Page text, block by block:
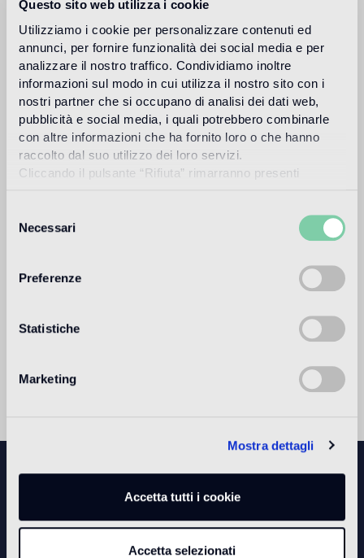
Questo sito web utilizza i cookie
Utilizziamo i cookie per personalizzare contenuti ed
annunci, per fornire funzionalità dei social media e per
analizzare il nostro traffico. Condividiamo inoltre
informazioni sul modo in cui utilizza il nostro sito con i
nostri partner che si occupano di analisi dei dati web,
pubblicità e social media, i quali potrebbero combinarle
con altre informazioni che ha fornito loro o che hanno
raccolto dal suo utilizzo dei loro servizi.
Cliccando il pulsante “Rifiuta” rimarranno presenti
tecnici.
delNecessari
Preferenze
Statistiche
Marketing
Mostra dettagli
Accetta tutti i cookie
Accetta selezionati
ANWENDUNGDBEREICH
eGlue eignet sich sowohl für Boden- als auch
Geeignet zur Verlegung von Mosaik auf zementhaltigen
Untergründen.
Dank seiner Beständigkeit gegen Wasseraufnahme und
Wasserdampfdiffusion kann eGlue in feuchten Bereichen
Per vedere questo video bisogna accettare i